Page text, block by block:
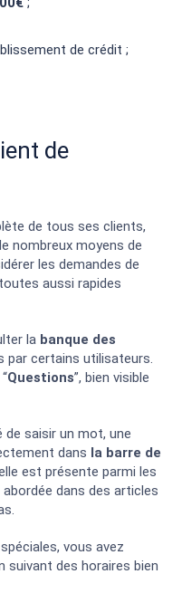
de crédit ;
de
de tous ses clients,
nombreux moyens de
les demandes de
aussi rapides
la banque des
par certains utilisateurs.
Questions”, bien visible
saisir un mot, une
dans la barre de
est présente parmi les
dans des articles
vous avez
suivant des horaires bien